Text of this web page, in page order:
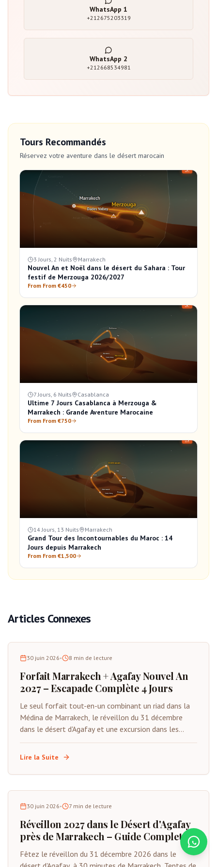
WhatsApp 1
+212675203319
WhatsApp 2
+212668534981
Tours Recommandés
Réservez votre aventure dans le désert marocain
3 Jours, 2 Nuits Marrakech
Nouvel An et Noël dans le désert du Sahara : Tour
festif de Merzouga 2026/2027
From From €450
7 Jours, 6 Nuits Casablanca
Ultime 7 Jours Casablanca à Merzouga &
Marrakech : Grande Aventure Marocaine
From From €750
14 Jours, 13 Nuits Marrakech
Grand Tour des Incontournables du Maroc : 14
Jours depuis Marrakech
From From €1,500
Articles Connexes
30 juin 2026• 8 min de lecture
Forfait Marrakech + Agafay Nouvel An
2027 – Escapade Complète 4 Jours
Le seul forfait tout-en-un combinant un riad dans la
Médina de Marrakech, le réveillon du 31 décembre
dans le désert d'Agafay et une excursion dans les
montagnes de l'Atlas. Du 29 décembre au 1er janvier
2027. Tout inclus sauf les vols.
Lire la Suite
30 juin 2026• 7 min de lecture
Réveillon 2027 dans le Désert d'Agafay
près de Marrakech – Guide Complet
Fêtez le réveillon du 31 décembre 2026 dans le